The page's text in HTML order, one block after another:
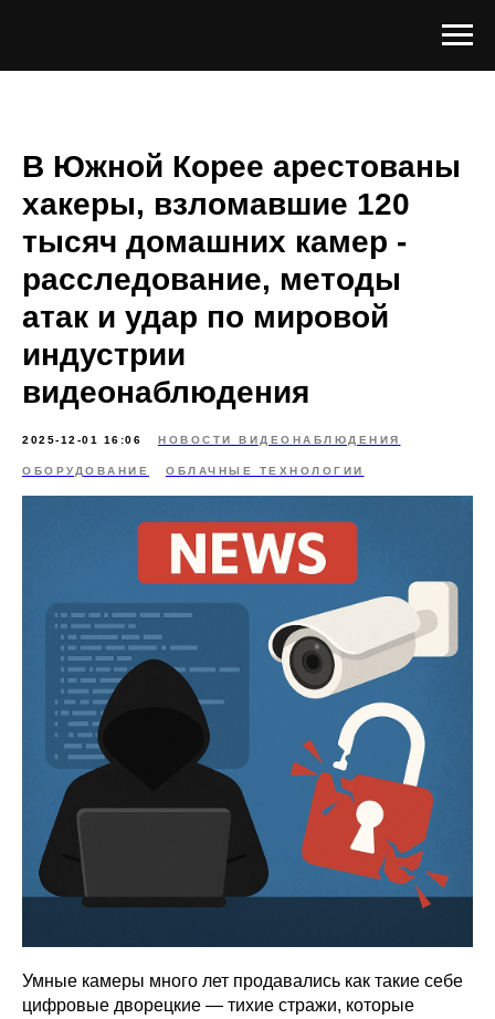
В Южной Корее арестованы
хакеры, взломавшие 120
тысяч домашних камер -
расследование, методы
атак и удар по мировой
индустрии
видеонаблюдения
2025-12-01 16:06 НОВОСТИ ВИДЕОНАБЛЮДЕНИЯ
ОБОРУДОВАНИЕ ОБЛАЧНЫЕ ТЕХНОЛОГИИ
Умные камеры много лет продавались как такие себе
цифровые дворецкие — тихие стражи, которые